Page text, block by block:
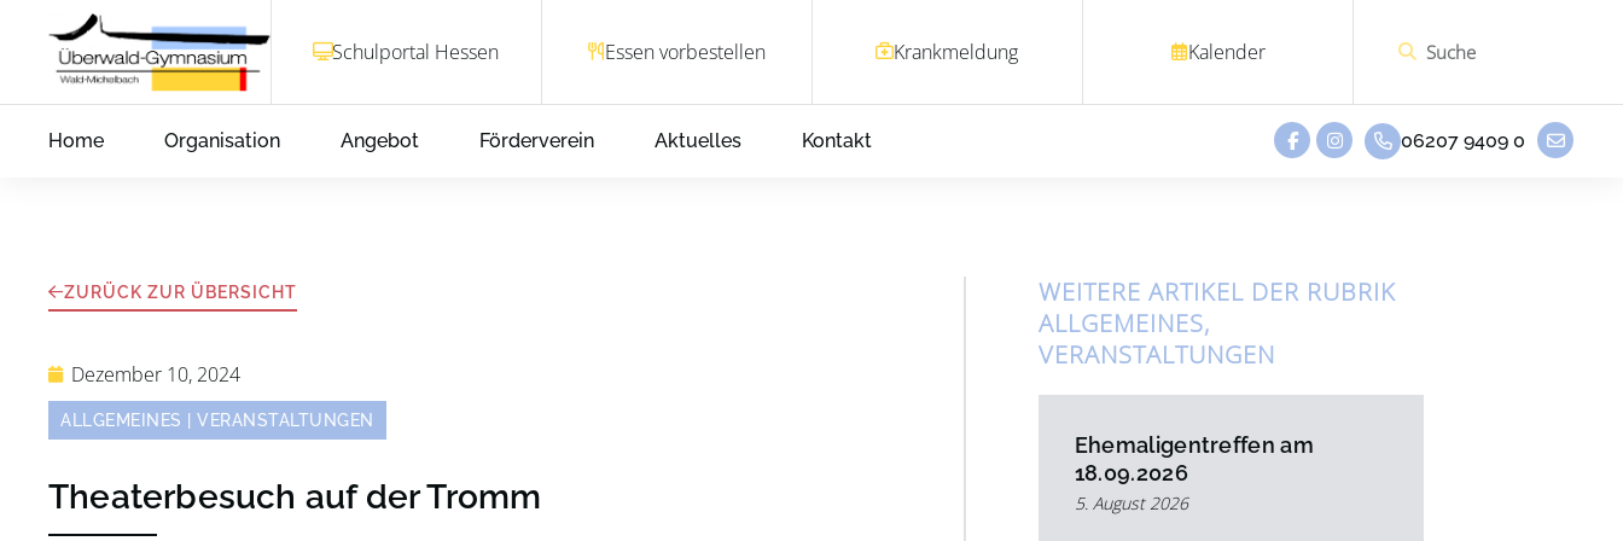
Schulportal Hessen Essen vorbestellen Krankmeldung Kalender
Home Organisation Angebot Förderverein Aktuelles Kontakt 06207 9409 0
ZURÜCK ZUR ÜBERSICHT
Dezember 10, 2024
ALLGEMEINES VERANSTALTUNGEN
Theaterbesuch auf der Tromm
WEITERE ARTIKEL DER RUBRIK
ALLGEMEINES,
VERANSTALTUNGEN
Ehemaligentreffen am
18.09.2026
5. August 2026